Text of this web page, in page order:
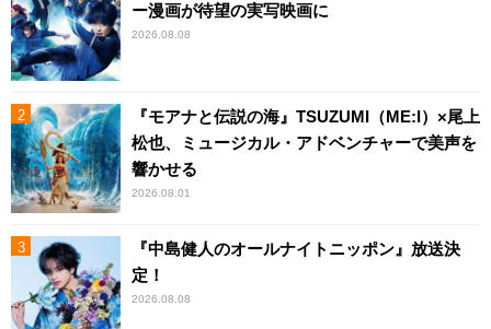
ー漫画が待望の実写映画に
2026.08.08
『モアナと伝説の海』TSUZUMI（ME:I）×尾上
松也、ミュージカル・アドベンチャーで美声を
響かせる
2026.08.01
『中島健人のオールナイトニッポン』放送決
定！
2026.08.08